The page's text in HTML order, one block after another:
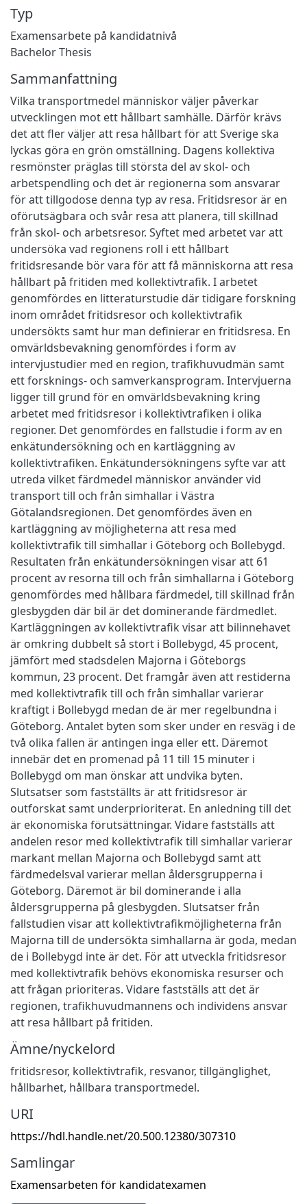
Typ
Examensarbete på kandidatnivå
Bachelor Thesis
Sammanfattning
Vilka transportmedel människor väljer påverkar
utvecklingen mot ett hållbart samhälle. Därför krävs
det att fler väljer att resa hållbart för att Sverige ska
lyckas göra en grön omställning. Dagens kollektiva
resmönster präglas till största del av skol- och
arbetspendling och det är regionerna som ansvarar
för att tillgodose denna typ av resa. Fritidsresor är en
oförutsägbara och svår resa att planera, till skillnad
från skol- och arbetsresor. Syftet med arbetet var att
undersöka vad regionens roll i ett hållbart
fritidsresande bör vara för att få människorna att resa
hållbart på fritiden med kollektivtrafik. I arbetet
genomfördes en litteraturstudie där tidigare forskning
inom området fritidsresor och kollektivtrafik
undersökts samt hur man definierar en fritidsresa. En
omvärldsbevakning genomfördes i form av
intervjustudier med en region, trafikhuvudmän samt
ett forsknings- och samverkansprogram. Intervjuerna
ligger till grund för en omvärldsbevakning kring
arbetet med fritidsresor i kollektivtrafiken i olika
regioner. Det genomfördes en fallstudie i form av en
enkätundersökning och en kartläggning av
kollektivtrafiken. Enkätundersökningens syfte var att
utreda vilket färdmedel människor använder vid
transport till och från simhallar i Västra
Götalandsregionen. Det genomfördes även en
kartläggning av möjligheterna att resa med
kollektivtrafik till simhallar i Göteborg och Bollebygd.
Resultaten från enkätundersökningen visar att 61
procent av resorna till och från simhallarna i Göteborg
genomfördes med hållbara färdmedel, till skillnad från
glesbygden där bil är det dominerande färdmedlet.
Kartläggningen av kollektivtrafik visar att bilinnehavet
är omkring dubbelt så stort i Bollebygd, 45 procent,
jämfört med stadsdelen Majorna i Göteborgs
kommun, 23 procent. Det framgår även att restiderna
med kollektivtrafik till och från simhallar varierar
kraftigt i Bollebygd medan de är mer regelbundna i
Göteborg. Antalet byten som sker under en resväg i de
två olika fallen är antingen inga eller ett. Däremot
innebär det en promenad på 11 till 15 minuter i
Bollebygd om man önskar att undvika byten.
Slutsatser som fastställts är att fritidsresor är
outforskat samt underprioriterat. En anledning till det
är ekonomiska förutsättningar. Vidare fastställs att
andelen resor med kollektivtrafik till simhallar varierar
markant mellan Majorna och Bollebygd samt att
färdmedelsval varierar mellan åldersgrupperna i
Göteborg. Däremot är bil dominerande i alla
åldersgrupperna på glesbygden. Slutsatser från
fallstudien visar att kollektivtrafikmöjligheterna från
Majorna till de undersökta simhallarna är goda, medan
de i Bollebygd inte är det. För att utveckla fritidsresor
med kollektivtrafik behövs ekonomiska resurser och
att frågan prioriteras. Vidare fastställs att det är
regionen, trafikhuvudmannens och individens ansvar
att resa hållbart på fritiden.
Ämne/nyckelord
fritidsresor, kollektivtrafik, resvanor, tillgänglighet,
hållbarhet, hållbara transportmedel.
URI
https://hdl.handle.net/20.500.12380/307310
Samlingar
Examensarbeten för kandidatexamen